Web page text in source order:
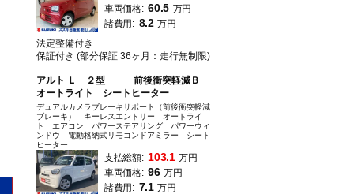
車両価格: 60.5 万円
諸費用: 8.2 万円
法定整備付き
保証付き (部分保証 36ヶ月：走行無制限)
アルト Ｌ ２型 前後衝突軽減Ｂ
オートライト シートヒーター
デュアルカメラブレーキサポート（前後衝突軽減
ブレーキ） キーレスエントリー オートライ
ト エアコン パワーステアリング パワーウィ
ンドウ 電動格納式リモコンドアミラー シート
ヒーター
支払総額: 103.1 万円
車両価格: 96 万円
諸費用: 7.1 万円